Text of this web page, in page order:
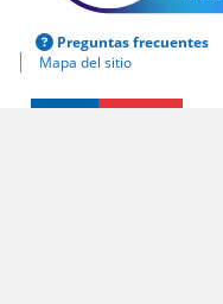
Preguntas frecuentes
Mapa del sitio